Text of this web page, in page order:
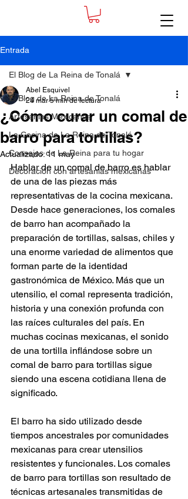
Entrada
El Blog de La Reina de Tonalá
Artesanias Mexicanas
La Cocina de La Reina de Tonalá
Consejos de La Reina para tu hogar
Decoración con artesanias mexicanas
El Blog de La Reina de Tonalá
¿Cómo curar un comal de
barro para tortillas?
Abel Esquivel
24 mar 5 min de lectura
Actualizado:11 may
Hablar de un comal de barro es hablar
de una de las piezas más
representativas de la cocina mexicana.
Desde hace generaciones, los comales
de barro han acompañado la
preparación de tortillas, salsas, chiles y
una enorme variedad de alimentos que
forman parte de la identidad
gastronómica de México. Más que un
utensilio, el comal representa tradición,
historia y una conexión profunda con
las raíces culturales del país. En
muchas cocinas mexicanas, el sonido
de una tortilla inflándose sobre un
comal de barro para tortillas sigue
siendo una escena cotidiana llena de
significado.
El barro ha sido utilizado desde
tiempos ancestrales por comunidades
mexicanas para crear utensilios
resistentes y funcionales. Los comales
de barro para tortillas son resultado de
técnicas artesanales transmitidas de